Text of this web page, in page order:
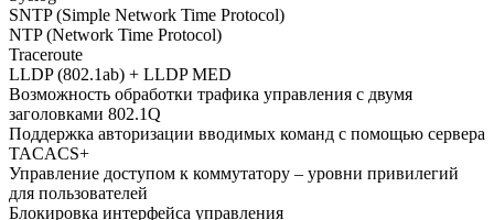
SNTP (Simple Network Time Protocol)
NTP (Network Time Protocol)
Traceroute
LLDP (802.1ab) + LLDP MED
Возможность обработки трафика управления с двумя
заголовками 802.1Q
Поддержка авторизации вводимых команд с помощью сервера
TACACS+
Управление доступом к коммутатору – уровни привилегий
для пользователей
Блокировка интерфейса управления